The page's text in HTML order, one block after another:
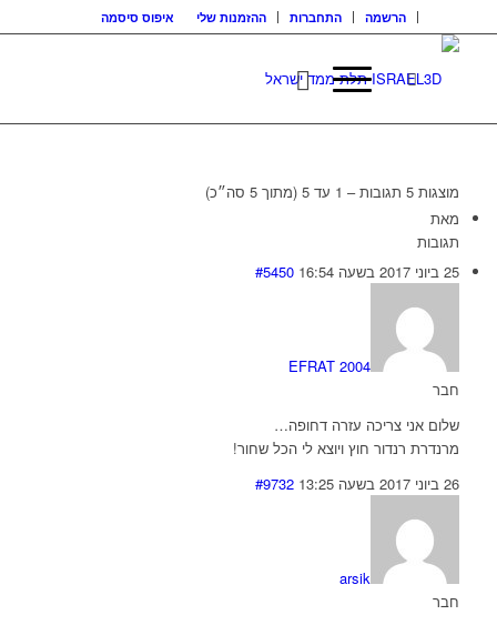
הרשמה התחברות ההזמנות שלי איפוס סיסמה
מוצגות 5 תגובות – 1 עד 5 (מתוך 5 סה״כ)
מאת
תגובות
25 ביוני 2017 בשעה 16:54
#5450
EFRAT 2004
חבר
שלום אני צריכה עזרה דחופה…
מרנדרת רנדור חוץ ויוצא לי הכל שחור!
26 ביוני 2017 בשעה 13:25
#9732
arsik
חבר